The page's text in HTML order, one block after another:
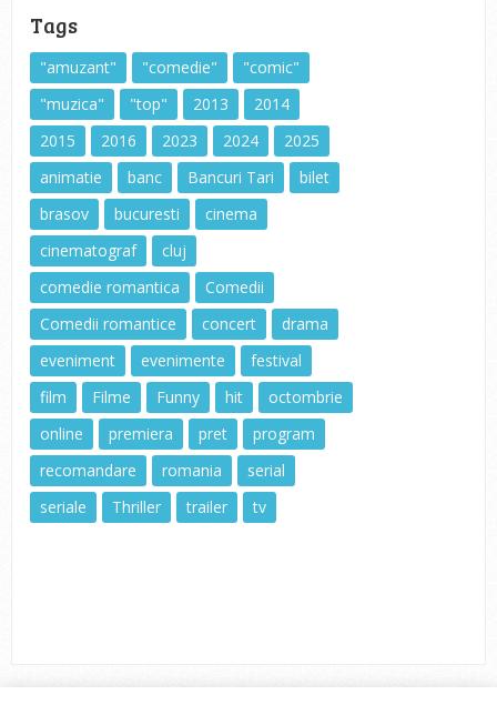
Tags
"amuzant" "comedie"
"comic"
"muzica"
"top" 2013
2014
2015
2016 2023 2024
2025
animatie
banc Bancuri Tari
bilet
brasov
bucuresti
cinema
cinematograf
cluj
comedie romantica
Comedii
Comedii romantice
concert
drama
eveniment
evenimente
festival
film
Filme Funny hit
octombrie
online
premiera pret
program
recomandare
romania
serial
seriale
Thriller trailer tv